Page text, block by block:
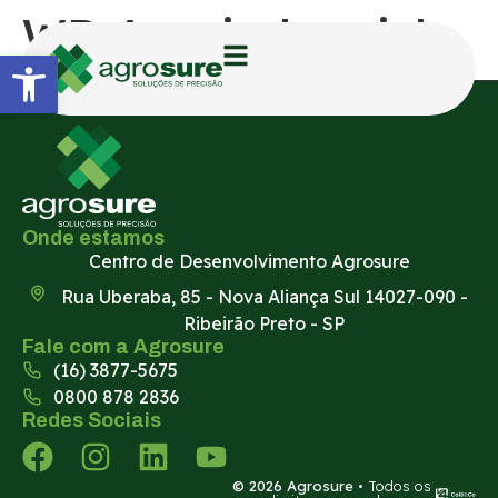
WD Agroindustrial
Onde estamos
Centro de Desenvolvimento Agrosure
Rua Uberaba, 85 - Nova Aliança Sul 14027-090 -
Ribeirão Preto - SP
Fale com a Agrosure
(16) 3877-5675
0800 878 2836
Redes Sociais
© 2026 Agrosure • Todos os
Abrir a barra de ferramentas